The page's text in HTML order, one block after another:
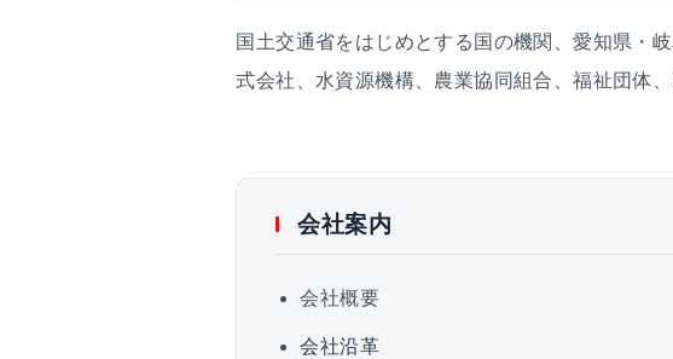
国土交通省をはじめとする国の機関、愛知県・
式会社、水資源機構、農業協同組合、福祉団体
会社案内
会社概要
会社沿革